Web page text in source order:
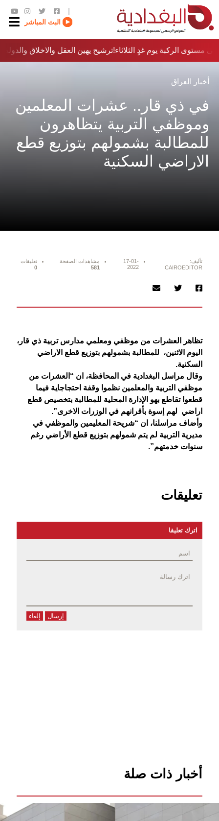
البث المباشر
ترشيح يهين العقل والاخلاق والدولة…؟!مستوى الركبة يوم غدٍ الثلاثاء
أخبار العراق
في ذي قار.. عشرات المعلمين
وموظفي التربية يتظاهرون
للمطالبة بشمولهم بتوزيع قطع
الاراضي السكنية
تأليف:
CAIROEDITOR
17-01-
2022
مشاهدات الصفحة
581
تعليقات
0
تظاهر العشرات من موظفي ومعلمي مدارس تربية ذي قار،
اليوم الاثنين، للمطالبة بشمولهم بتوزيع قطع الاراضي
السكنية.
وقال مراسل البغدادية في المحافظة، ان “العشرات من
موظفي التربية والمعلمين نظموا وقفة احتجاجاية فيما
قطعوا تقاطع بهو الإدارة المحلية للمطالبة بتخصيص قطع
اراضي لهم إسوة بأقرانهم في الوزرات الاخرى”.
وأضاف مراسلنا، ان “شريحة المعليمين والموظفي في
مديرية التربية لم يتم شمولهم بتوزيع قطع الأراضي رغم
سنوات خدمتهم”.
تعليقات
اترك تعليقا
إرسال إلغاء
أخبار ذات صلة